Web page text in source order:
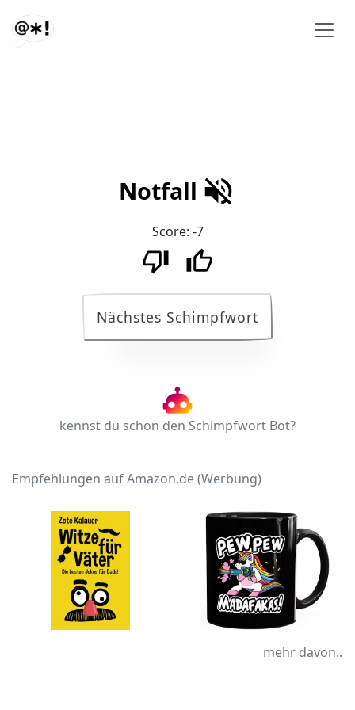
Notfall
Score: -7
Nächstes Schimpfwort
kennst du schon den Schimpfwort Bot?
Empfehlungen auf Amazon.de (Werbung)
mehr davon..